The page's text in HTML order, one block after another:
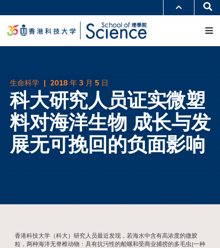
转
要
学术部门索引
生活@科大
生命科学 | 2018 年 3 月 5 日
科大研究人员证实微塑
料对海洋生物 成长与发
展无可挽回的负面影响
香港科技大学（科大）研究人员最近发现，若海水中含有高浓度的微胶
粒，两种海洋无脊椎动物﹕具有抗污性的船螺和受商业捕捞的多毛虫(一种